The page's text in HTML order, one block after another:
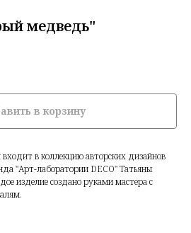
медведь"
в корзину
в коллекцию авторских дизайнов
"Арт-лаборатории DECO" Татьяны
изделие создано руками мастера с